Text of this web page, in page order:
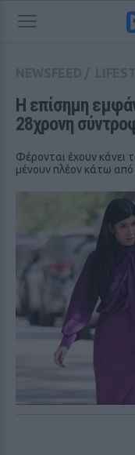
Η επίσημη
28χρονη
Φέρονται έχουν κάνει
μένουν πλέον κάτω από